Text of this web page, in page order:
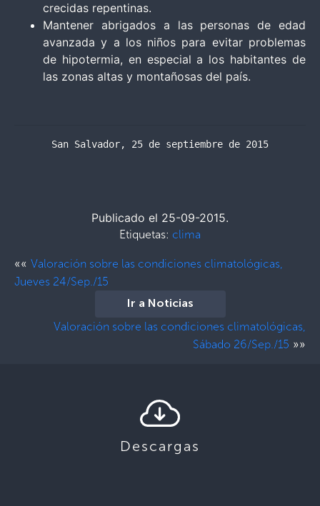
crecidas repentinas.
Mantener abrigados a las personas de edad
avanzada y a los niños para evitar problemas
de hipotermia, en especial a los habitantes de
las zonas altas y montañosas del país.
San Salvador, 25 de septiembre de 2015
Publicado el 25-09-2015.
Etiquetas: clima
«« Valoración sobre las condiciones climatológicas,
Jueves 24/Sep./15
Ir a Noticias
Valoración sobre las condiciones climatológicas,
Sábado 26/Sep./15 »»
Descargas